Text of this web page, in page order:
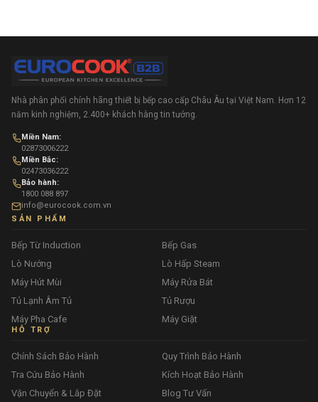
Nhà phân phối chính hãng thiết bị bếp cao cấp Châu Âu tại Việt Nam. Hơn 12
năm kinh nghiệm, 2.400+ khách hàng tin tưởng.
Miền Nam:
02873006222
Miền Bắc:
02473036222
Bảo hành:
1800 088 897
info@eurocook.com.vn
SẢN PHẨM
Bếp Từ Induction
Bếp Gas
Lò Nướng
Lò Hấp Steam
Máy Hút Mùi
Máy Rửa Bát
Tủ Lạnh Âm Tủ
Tủ Rượu
Máy Pha Cafe
Máy Giặt
HỖ TRỢ
Chính Sách Bảo Hành
Quy Trình Bảo Hành
Tra Cứu Bảo Hành
Kích Hoạt Bảo Hành
Vận Chuyển & Lắp Đặt
Blog Tư Vấn